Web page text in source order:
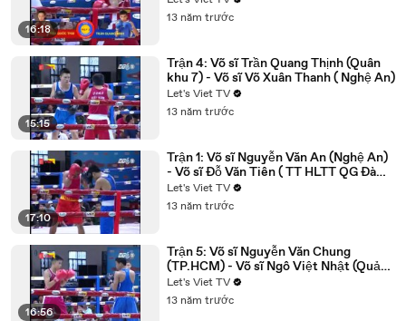
16:18
13 năm trước
15:15
Trận 4: Võ sĩ Trần Quang Thịnh (Quân
khu 7) - Võ sĩ Võ Xuân Thanh ( Nghệ An)
Let's Viet TV
13 năm trước
17:10
Trận 1: Võ sĩ Nguyễn Văn An (Nghệ An)
- Võ sĩ Đỗ Văn Tiên ( TT HLTT QG Đà
Nẵng)
Let's Viet TV
13 năm trước
16:56
Trận 5: Võ sĩ Nguyễn Văn Chung
(TP.HCM) - Võ sĩ Ngô Việt Nhật (Quảng
Ngãi)
Let's Viet TV
13 năm trước